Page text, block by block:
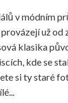
v módním
už od
klasika
kde se
si ty staré